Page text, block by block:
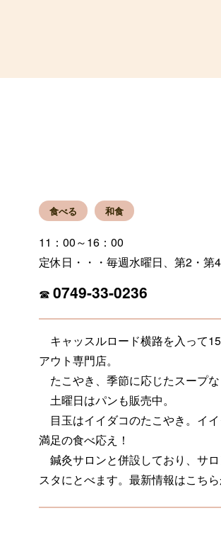
ガイド
食べる 和食
11：00～16：00
定休日・・・毎週水曜日、第2・第
☎︎0749-33-0236
キャッスルロード横路を入って
アウト専門店。
たこやき、季節に応じたスープな
土曜日はパンも販売中。
目玉はイイダコのたこやき。イ
満足の食べ応え！
鍼灸サロンと併設しており、サ
スタにとべます。最新情報はこちら